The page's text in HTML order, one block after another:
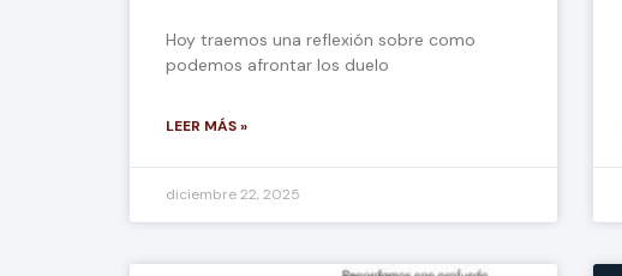
Hoy traemos una reflexión sobre como
podemos afrontar los duelo
LEER MÁS »
diciembre 22, 2025